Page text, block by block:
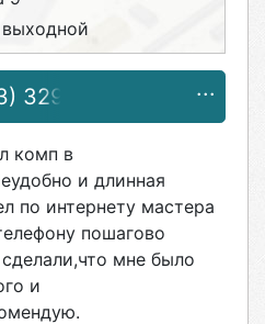
выходной
329-30-40
комп в
и длинная
по интернету мастера
пошагово
мне было
и